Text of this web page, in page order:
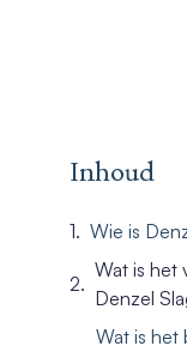
Inhoud
Wie is
Wat is het
Denzel
Wat is het